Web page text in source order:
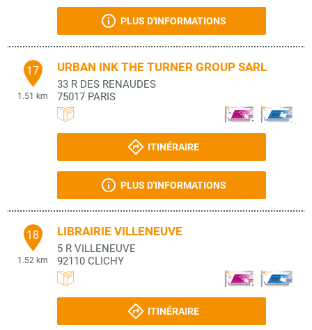
PLUS D'INFORMATIONS
17
1.51 km
URBAN INK THE TURNER GROUP SARL
33 R DES RENAUDES
75017 PARIS
ITINÉRAIRE
PLUS D'INFORMATIONS
18
1.52 km
LIBRAIRIE VILLENEUVE
5 R VILLENEUVE
92110 CLICHY
ITINÉRAIRE